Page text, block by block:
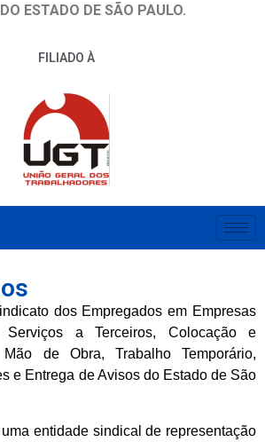
ESTADO DE SÃO PAULO.
FILIADO À
dos Empregados em Empresas
a Terceiros, Colocação e
de Obra, Trabalho Temporário,
e Entrega de Avisos do Estado de São
entidade sindical de representação